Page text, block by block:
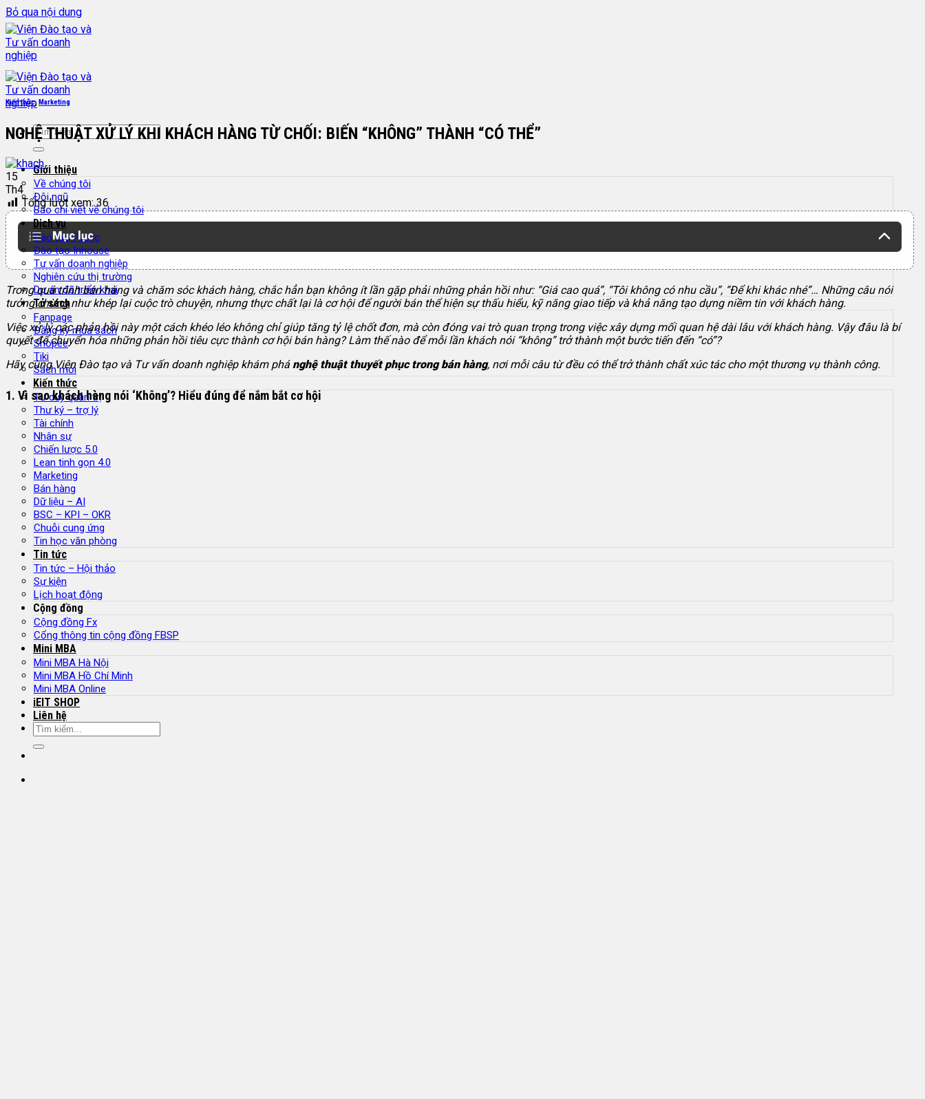
Bỏ qua nội dung
Giới thiệu
Về chúng tôi
Đội ngũ
Báo chí viết về chúng tôi
Dịch vụ
Đào tạo Public
Đào tạo Inhouse
Tư vấn doanh nghiệp
Nghiên cứu thị trường
Dự án đã triển khai
Tủ sách
Fanpage
Đăng ký mua sách
Shopee
Tiki
Sách mới
Kiến thức
Tư duy quản trị
Thư ký – trợ lý
Tài chính
Nhân sự
Chiến lược 5.0
Lean tinh gọn 4.0
Marketing
Bán hàng
Dữ liệu – AI
BSC – KPI – OKR
Chuỗi cung ứng
Tin học văn phòng
Tin tức
Tin tức – Hội thảo
Sự kiện
Lịch hoạt động
Cộng đồng
Cộng đồng Fx
Cổng thông tin cộng đồng FBSP
Mini MBA
Mini MBA Hà Nội
Mini MBA Hồ Chí Minh
Mini MBA Online
iEIT SHOP
Liên hệ
Kiến thức,Marketing
NGHỆ THUẬT XỬ LÝ KHI KHÁCH HÀNG TỪ CHỐI: BIẾN “KHÔNG” THÀNH “CÓ THỂ”
15
Th4
Tổng lượt xem: 36
Mục lục
Trong quá trình bán hàng và chăm sóc khách hàng, chắc hẳn bạn không ít lần gặp phải những phản hồi như: “Giá cao quá”, “Tôi không có nhu cầu”, “Để khi khác nhé”… Những câu nói
tưởng chừng như khép lại cuộc trò chuyện, nhưng thực chất lại là cơ hội để người bán thể hiện sự thấu hiểu, kỹ năng giao tiếp và khả năng tạo dựng niềm tin với khách hàng.
Việc xử lý các phản hồi này một cách khéo léo không chỉ giúp tăng tỷ lệ chốt đơn, mà còn đóng vai trò quan trọng trong việc xây dựng mối quan hệ dài lâu với khách hàng. Vậy đâu là bí
quyết để chuyển hóa những phản hồi tiêu cực thành cơ hội bán hàng? Làm thế nào để mỗi lần khách nói “không” trở thành một bước tiến đến “có”?
Hãy cùng Viện Đào tạo và Tư vấn doanh nghiệp khám phá nghệ thuật thuyết phục trong bán hàng, nơi mỗi câu từ đều có thể trở thành chất xúc tác cho một thương vụ thành công.
1. Vì sao khách hàng nói ‘Không’? Hiểu đúng để nắm bắt cơ hội